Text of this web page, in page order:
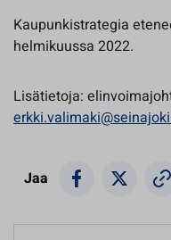
Kaupunkistrategia
helmikuussa 2022.
Lisätietoja:
Jaa